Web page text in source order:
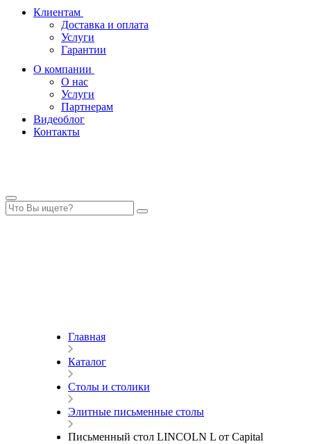
Клиентам
Доставка и оплата
Услуги
Гарантии
О компании
О нас
Услуги
Партнерам
Видеоблог
Контакты
Главная
Каталог
Столы и столики
Элитные письменные столы
Письменный стол LINCOLN L от Capital